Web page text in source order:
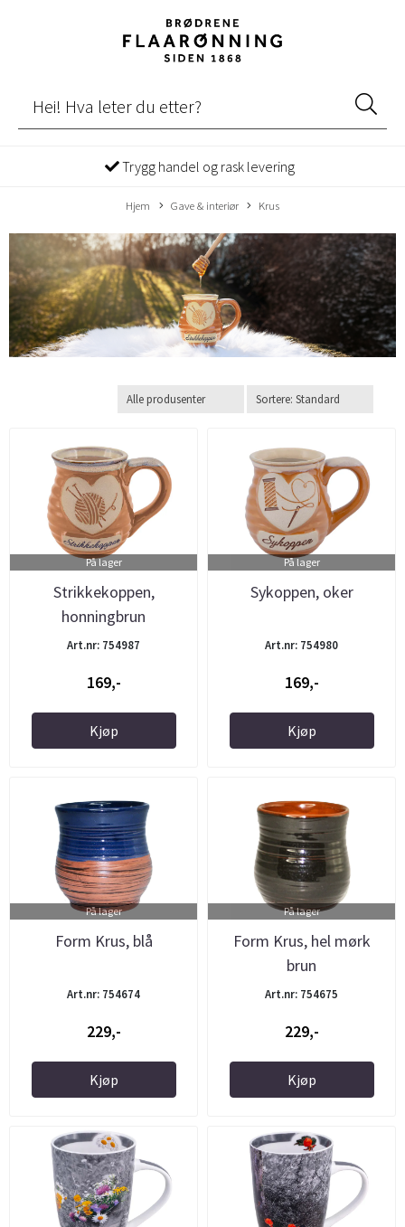
Trygg handel og rask levering
Hjem Gave & interiør Krus
På lager
Strikkekoppen,
honningbrun
Art.nr: 754987
169,-
Kjøp
På lager
Sykoppen, oker
Art.nr: 754980
169,-
Kjøp
På lager
Form Krus, blå
Art.nr: 754674
229,-
Kjøp
På lager
Form Krus, hel mørk
brun
Art.nr: 754675
229,-
Kjøp